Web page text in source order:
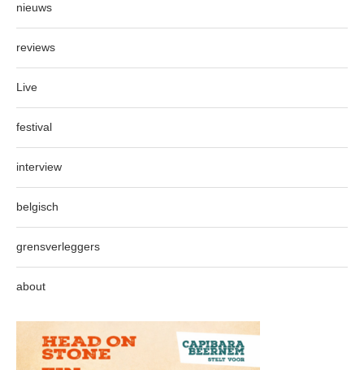
nieuws
reviews
Live
festival
interview
belgisch
grensverleggers
about